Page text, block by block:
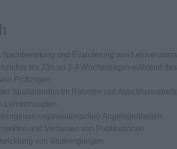
Nachbereitung und Evaluierung von
bis 21h an 2-3 Wochentagen während
Prüfungen
Studierenden im Rahmen von
Lehrkonzepten
organisatorischen Angelegenheiten
und Verfassen von Publikationen
von Studiengängen